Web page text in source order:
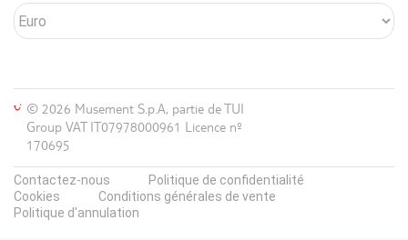
© 2026 Musement S.p.A, partie de TUI
Group VAT IT07978000961 Licence nº
170695
Contactez-nous
Politique de confidentialité
Cookies
Conditions générales de vente
Politique d'annulation